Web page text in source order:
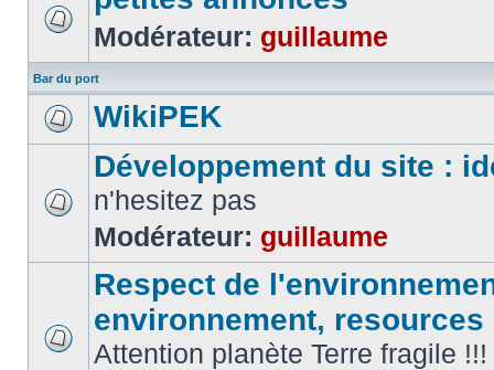
Modérateur: guillaume
Bar du port
WikiPEK
Développement du site :
n'hesitez pas
Modérateur: guillaume
Respect de
environnement, resources
Attention planète Terre fragile !!!